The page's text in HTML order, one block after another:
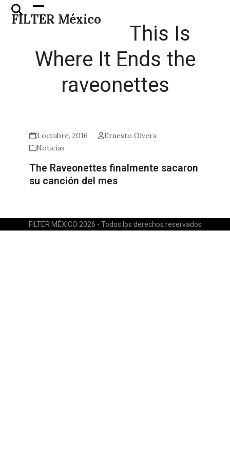
Skip
FILTER México
Open
mobile
Close
mobile
This Is
Where It Ends the
raveonettes
3 octubre, 2016
Ernesto Olvera
Noticias
The Raveonettes finalmente sacaron
su canción del mes
FILTER MÉXICO 2026 - Todos los derechos reservados